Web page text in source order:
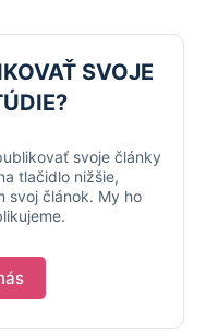
SVOJE
svoje články
tlačidlo nižšie,
svoj článok. My ho